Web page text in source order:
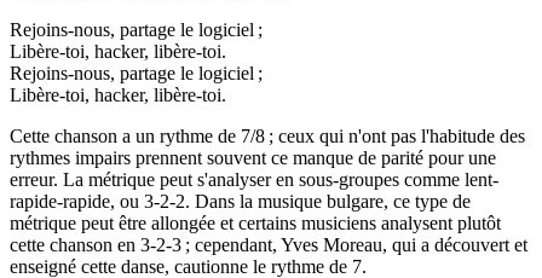
Rejoins-nous, partage le logiciel ;
Libère-toi, hacker, libère-toi.
Rejoins-nous, partage le logiciel ;
Libère-toi, hacker, libère-toi.
Cette chanson a un rythme de 7/8 ; ceux qui n'ont pas l'habitude des
rythmes impairs prennent souvent ce manque de parité pour une
erreur. La métrique peut s'analyser en sous-groupes comme lent-
rapide-rapide, ou 3-2-2. Dans la musique bulgare, ce type de
métrique peut être allongée et certains musiciens analysent plutôt
cette chanson en 3-2-3 ; cependant, Yves Moreau, qui a découvert et
enseigné cette danse, cautionne le rythme de 7.